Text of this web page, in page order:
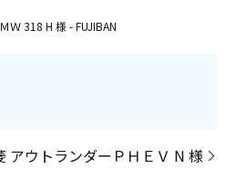
Ｗ 318 H 様 - FUJIBAN
アウトランダーＰＨＥＶ N 様